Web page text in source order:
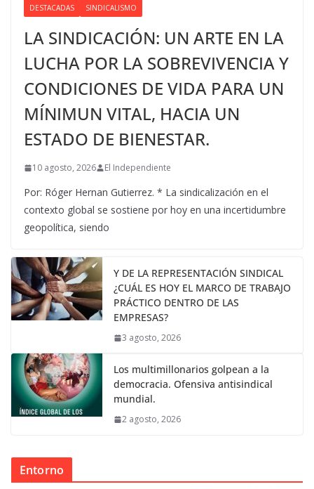
DESTACADAS SINDICALISMO
LA SINDICACIÓN: UN ARTE EN LA
LUCHA POR LA SOBREVIVENCIA Y
CONDICIONES DE VIDA PARA UN
MÍNIMUN VITAL, HACIA UN
ESTADO DE BIENESTAR.
10 agosto, 2026 El Independiente
Por: Róger Hernan Gutierrez. * La sindicalización en el
contexto global se sostiene por hoy en una incertidumbre
geopolítica, siendo
Y DE LA REPRESENTACIÓN SINDICAL
¿CUÁL ES HOY EL MARCO DE TRABAJO
PRÁCTICO DENTRO DE LAS
EMPRESAS?
3 agosto, 2026
Los multimillonarios golpean a la
democracia. Ofensiva antisindical
mundial.
2 agosto, 2026
Entorno